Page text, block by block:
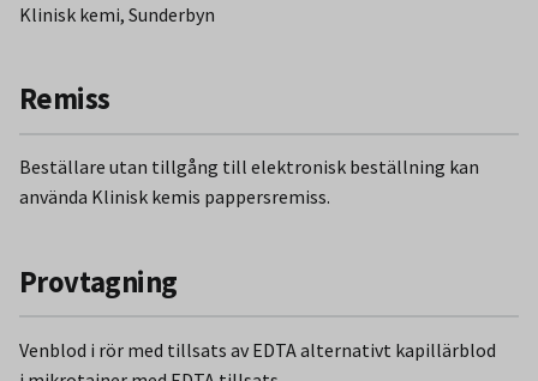
Klinisk kemi, Sunderbyn
Remiss
Beställare utan tillgång till elektronisk beställning kan
använda Klinisk kemis pappersremiss.
Provtagning
Venblod i rör med tillsats av EDTA alternativt kapillärblod